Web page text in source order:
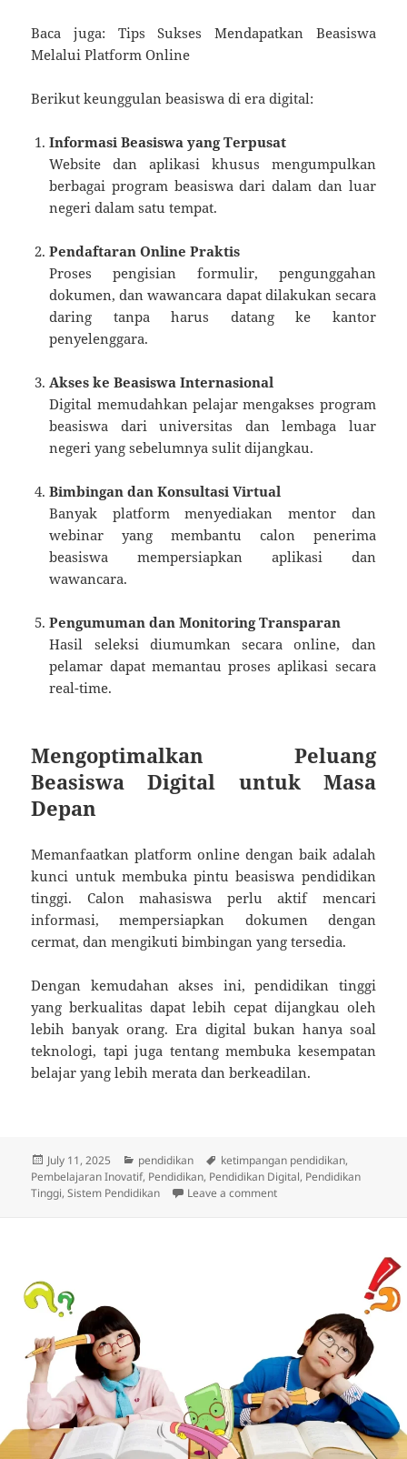
Baca juga: Tips Sukses Mendapatkan Beasiswa
Melalui Platform Online
Berikut keunggulan beasiswa di era digital:
Informasi Beasiswa yang Terpusat
Website dan aplikasi khusus mengumpulkan
berbagai program beasiswa dari dalam dan luar
negeri dalam satu tempat.
Pendaftaran Online Praktis
Proses pengisian formulir, pengunggahan
dokumen, dan wawancara dapat dilakukan secara
daring tanpa harus datang ke kantor
penyelenggara.
Akses ke Beasiswa Internasional
Digital memudahkan pelajar mengakses program
beasiswa dari universitas dan lembaga luar
negeri yang sebelumnya sulit dijangkau.
Bimbingan dan Konsultasi Virtual
Banyak platform menyediakan mentor dan
webinar yang membantu calon penerima
beasiswa mempersiapkan aplikasi dan
wawancara.
Pengumuman dan Monitoring Transparan
Hasil seleksi diumumkan secara online, dan
pelamar dapat memantau proses aplikasi secara
real-time.
Mengoptimalkan Peluang
Beasiswa Digital untuk Masa
Depan
Memanfaatkan platform online dengan baik adalah
kunci untuk membuka pintu beasiswa pendidikan
tinggi. Calon mahasiswa perlu aktif mencari
informasi, mempersiapkan dokumen dengan
cermat, dan mengikuti bimbingan yang tersedia.
Dengan kemudahan akses ini, pendidikan tinggi
yang berkualitas dapat lebih cepat dijangkau oleh
lebih banyak orang. Era digital bukan hanya soal
teknologi, tapi juga tentang membuka kesempatan
belajar yang lebih merata dan berkeadilan.
Posted
on
July 11, 2025 Categories
pendidikan Tags
ketimpangan pendidikan,
Pembelajaran Inovatif, Pendidikan, Pendidikan Digital, Pendidikan
Tinggi,Sistem Pendidikan Leave a commenton Beasiswa Pendidikan